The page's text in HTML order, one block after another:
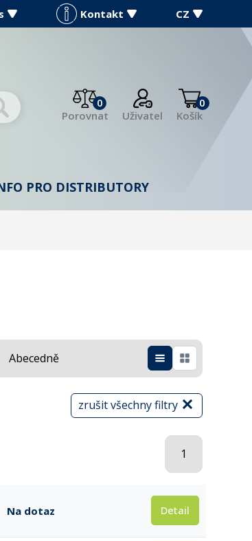
Kontakt CZ
0
Porovnat
Uživatel
0
Košík
PRO DISTRIBUTORY
Abecedně
zrušit všechny filtry
1
Na dotaz Detail